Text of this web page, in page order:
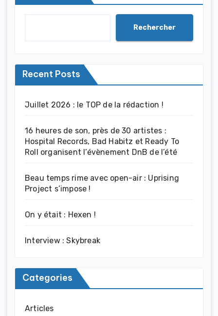
Rechercher
Recent Posts
Juillet 2026 : le TOP de la rédaction !
16 heures de son, près de 30 artistes :
Hospital Records, Bad Habitz et Ready To
Roll organisent l’évènement DnB de l’été
Beau temps rime avec open-air : Uprising
Project s’impose !
On y était : Hexen !
Interview : Skybreak
Categories
Articles